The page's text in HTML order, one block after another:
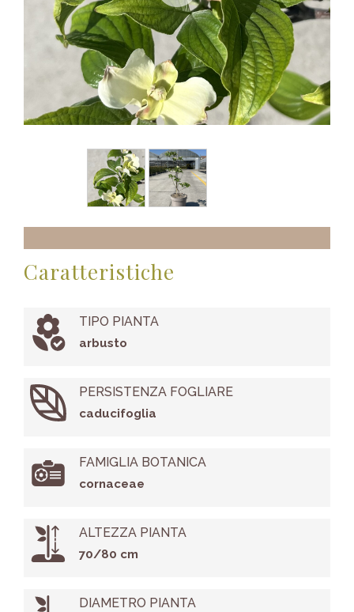
Caratteristiche
TIPO PIANTA
arbusto
PERSISTENZA FOGLIARE
caducifoglia
FAMIGLIA BOTANICA
cornaceae
ALTEZZA PIANTA
70/80 cm
DIAMETRO PIANTA